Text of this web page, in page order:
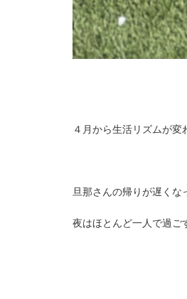
４月から生活リズムが変
旦那さんの帰りが遅くな
夜はほとんど一人で過ご